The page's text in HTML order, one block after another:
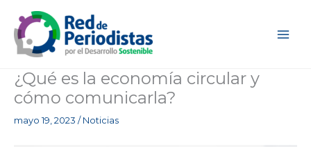
contenido
¿Qué es la economía circular y
cómo comunicarla?
mayo 19, 2023 / Noticias